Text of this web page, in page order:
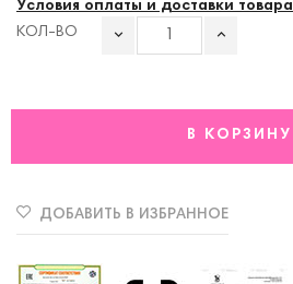
Условия оплаты и доставки товара
КОЛ-ВО
В КОРЗИНУ
ДОБАВИТЬ В ИЗБРАННОЕ